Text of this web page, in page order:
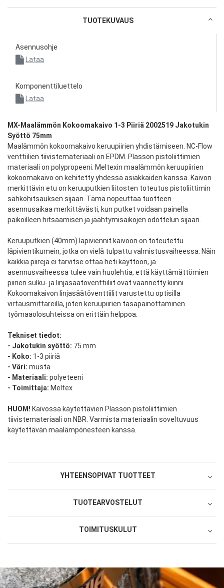
TUOTEKUVAUS
Asennusohje
Lataa
Komponenttiluettelo
Lataa
MX-Maalämmön Kokoomakaivo 1-3 Piiriä 2002519 Jakotukin
Syöttö 75mm
Maalämmön kokoomakaivo keruupiirien yhdistämiseen. NC-Flow
venttiilien tiivistemateriaali on EPDM. Plasson pistoliittimien
materiaali on polypropeeni. Meltexin maalämmön keruupiirien
kokoomakaivo on kehitetty yhdessä asiakkaiden kanssa. Kaivon
merkittävin etu on keruuputkien liitosten toteutus pistoliittimin
sähköhitsauksen sijaan. Tämä nopeuttaa tuotteen
asennusaikaa merkittävästi, kun putket voidaan painella
paikoilleen hitsaamisen ja jäähtymisaikojen odottelun sijaan.
Keruuputkien (40mm) läpiviennit kaivoon on toteutettu
läpivientikumein, jotka on vielä tulpattu valmistusvaiheessa. Näin
kaikkia piirejä ei tarvitse ottaa heti käyttöön, ja
asennusvaiheessa tulee vain huolehtia, että käyttämättömien
piirien sulku- ja linjasäätöventtiiliit ovat väännetty kiinni.
Kokoomakaivon linjasäätöventtiilit varustettu optisilla
virtausmittareilla, joten keruupiirien tasapainottaminen
työmaaolosuhteissa on erittäin helppoa.
Tekniset tiedot:
- Jakotukin syöttö: 75 mm
- Koko: 1-3 piiriä
- Väri: musta
- Materiaali: polyeteeni
- Toimittaja: Meltex
HUOM! Kaivossa käytettävien Plasson pistoliittimien
tiivistemateriaali on NBR. Varmista materiaalin soveltuvuus
käytettävän maalämpönesteen kanssa.
YHTEENSOPIVAT TUOTTEET
TUOTEARVOSTELUT
Palvelu/toimitus
1 tähti 5 tähdestä
2 tähteä 5 tähdestä
3 tähteä 5 tähdestä
4 tähteä 5 tähdestä
5 tähteä 5 tähdestä
Nimimerkki
TOIMITUSKULUT
Lopulliset toimituskulut lasketaan kassasivulla
Valinnaiset palvelut: Kuljetusyrityksen